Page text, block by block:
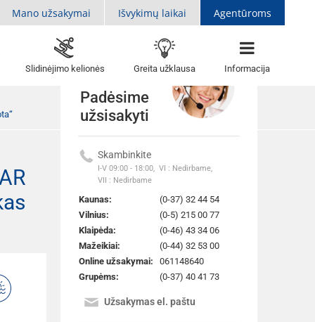
Mano užsakymai Išvykimų laikai Agentūroms
Slidinėjimo kelionės Greita užklausa Informacija
Atgal į sarašą
Padėsime
užsisakyti
Skambinkite
I-V 09:00 - 18:00, VI : Nedirbame,
VII : Nedirbame
Kaunas:
(0-37) 32 44 54
Vilnius:
(0-5) 215 00 77
Klaipėda:
(0-46) 43 34 06
Mažeikiai:
(0-44) 32 53 00
Online užsakymai:
061148640
Grupėms:
(0-37) 40 41 73
Užsakymas el. paštu